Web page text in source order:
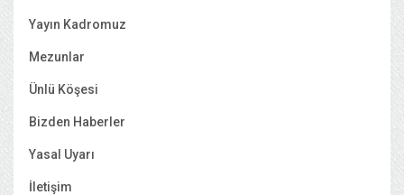
Yayın Kadromuz
Mezunlar
Ünlü Köşesi
Bizden Haberler
Yasal Uyarı
İletişim